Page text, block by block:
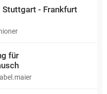
Stuttgart - Frankfurt
für